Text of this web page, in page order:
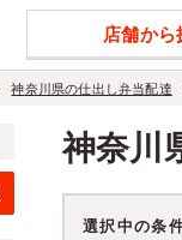
店舗から
神奈川県の仕出し弁当配達
神奈川
選択中の条件